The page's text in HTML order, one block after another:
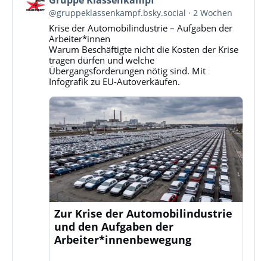
von
Gruppe
Klassenkampf
Bluesky
ansehen
@gruppeklassenkampf.bsky.social 2 Wochen
Krise der Automobilindustrie – Aufgaben der
Arbeiter*innen
Warum Beschäftigte nicht die Kosten der Krise
tragen dürfen und welche
Übergangsforderungen nötig sind. Mit
Infografik zu EU-Autoverkäufen.
Zur Krise der Automobilindustrie
und den Aufgaben der
Arbeiter*innenbewegung